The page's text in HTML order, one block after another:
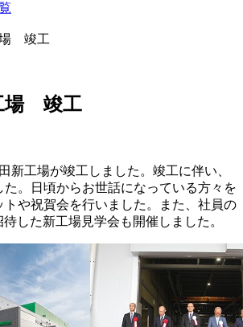
場 竣工
場 竣工
新工場が竣工しました。竣工に伴い、
。日頃からお世話になっている方々を
トや祝賀会を行いました。また、社員の
した新工場見学会も開催しました。